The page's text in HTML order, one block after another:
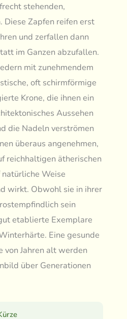
stehenden,
Diese Zapfen reifen erst
und zerfallen dann
im Ganzen abzufallen.
mit zunehmendem
oft schirmförmige
Krone, die ihnen ein
Aussehen
die Nadeln verströmen
überaus angenehmen,
reichhaltigen ätherischen
Weise
wirkt. Obwohl sie in ihrer
sein
etablierte Exemplare
Eine gesunde
von Jahren alt werden
über Generationen